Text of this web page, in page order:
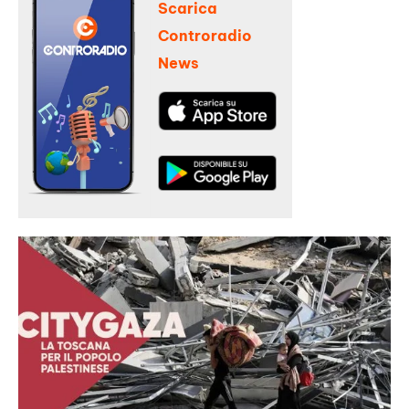
Scarica
Controradio
News